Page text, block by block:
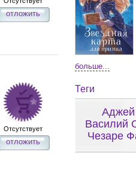
отложить
Отсутствует
отложить
больше...
Теги
Аджей
Василий
Чезаре